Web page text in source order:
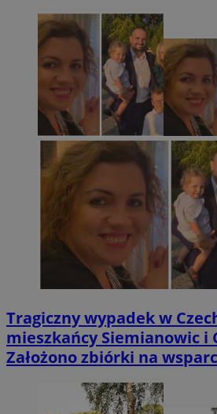
Tragiczny wypadek w
mieszkańcy Siemianowic i
Założono zbiórki na